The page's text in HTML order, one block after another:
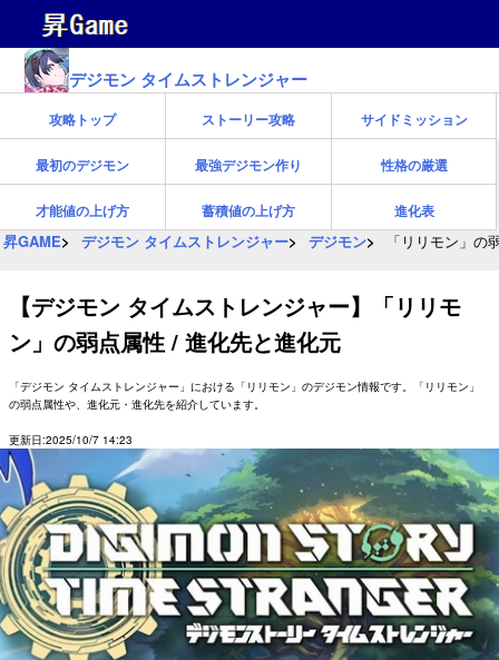
デジモン タイムストレンジャー
攻略トップ ストーリー攻略 サイドミッション
最初のデジモン 最強デジモン作り 性格の厳選
才能値の上げ方 蓄積値の上げ方 進化表
昇GAME デジモン タイムストレンジャー デジモン 「リリモン」の
【デジモン タイムストレンジャー】「リリモ
ン」の弱点属性 / 進化先と進化元
「デジモン タイムストレンジャー」における「リリモン」のデジモン情報です。「リリモン」
の弱点属性や、進化元・進化先を紹介しています。
更新日:2025/10/7 14:23